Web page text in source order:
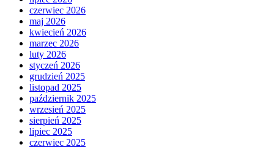
czerwiec 2026
maj 2026
kwiecień 2026
marzec 2026
luty 2026
styczeń 2026
grudzień 2025
listopad 2025
październik 2025
wrzesień 2025
sierpień 2025
lipiec 2025
czerwiec 2025